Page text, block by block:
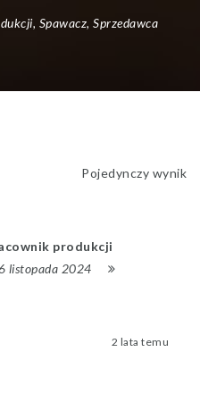
Spawacz, Sprzedawca
Pojedynczy wynik
produkcji
listopada 2024
2 lata temu